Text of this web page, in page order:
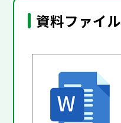
資料ファイル